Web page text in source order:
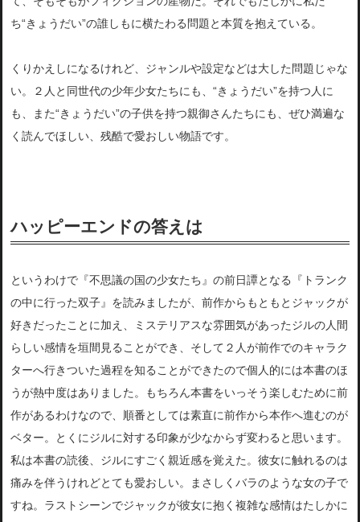
ち“きょうだい”の誰しもに横たわる問題と本質を抱えている。
くりかえしになるけれど、ジャンルや設定などは大した問題じゃな
い。２人と同世代の少年少女たちにも、“きょうだい”を持つ人に
も、また“きょうだい”の子供を持つ親御さんたちにも、ぜひ満遍な
く読んでほしい、残酷で愛おしい物語です。
ハッピーエンドの答えは
というわけで『不思議の国の少女たち』の前日譚となる『トランク
の中に行った双子』を読みましたが、前作からもともとジャックが
好きだったことに加え、ミステリアスな雰囲気があったジルの人間
らしい感情を垣間見ることができ、そして２人が前作でのキャラク
ターへ行きついた過程を知ることができたので個人的には本書のほ
うが熱中度はありました。もちろん本書をいっそう楽しむために前
作があるわけなので、順番としては素直に前作から本作へ進むのが
ベター。とくにジルに対する印象が少なからず変わると思います。
私は本書の読後、ジルにすごく親近感を覚えた。彼女に触れるのは
痛みを伴うけれどとても愛おしい。まさしくバラのような女の子で
すね。ラストシーンでジャックが彼女に抱く複雑な感情はたしかに